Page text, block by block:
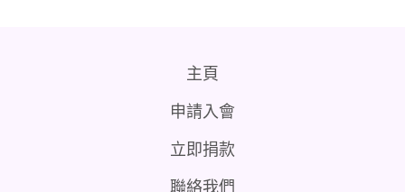
主頁
申請入會
立即捐款
聯絡我們